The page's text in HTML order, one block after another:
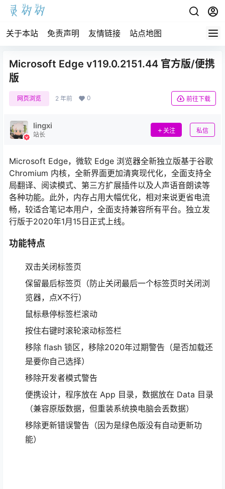
关于本站 免责声明 友情链接 站点地图
Microsoft Edge v119.0.2151.44 官方版/便携
版
网页浏览 2 年前 0 前往下载
lingxi
站长
关注 私信
Microsoft Edge，微软 Edge 浏览器全新独立版基于谷歌
Chromium 内核，全新界面更加清爽现代化，全面支持全
局翻译、阅读模式、第三方扩展插件以及人声语音朗读等
各种功能。此外，内存占用大幅优化，相对来说更省电流
畅，较适合笔记本用户，全面支持兼容所有平台。独立发
行版于2020年1月15日正式上线。
功能特点
双击关闭标签页
保留最后标签页（防止关闭最后一个标签页时关闭浏
览器，点X不行）
鼠标悬停标签栏滚动
按住右键时滚轮滚动标签栏
移除 flash 锁区，移除2020年过期警告（是否加载还
是要你自己选择）
移除开发者模式警告
便携设计，程序放在 App 目录，数据放在 Data 目录
（兼容原版数据，但重装系统换电脑会丢数据）
移除更新错误警告（因为是绿色版没有自动更新功
能）